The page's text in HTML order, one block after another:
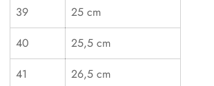
39
25 cm
40
25,5 cm
41
26,5 cm